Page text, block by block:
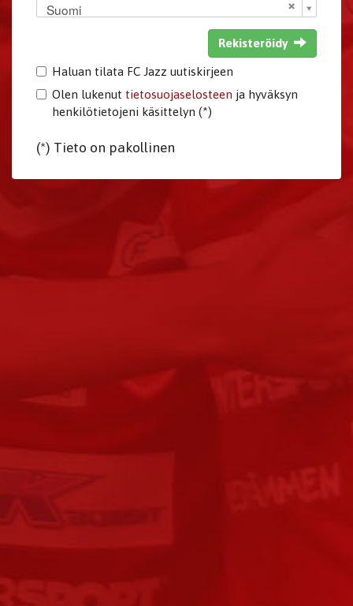
Suomi
Rekisteröidy
Haluan tilata FC Jazz uutiskirjeen
Olen lukenut tietosuojaselosteen ja hyväksyn
henkilötietojeni käsittelyn (*)
(*) Tieto on pakollinen